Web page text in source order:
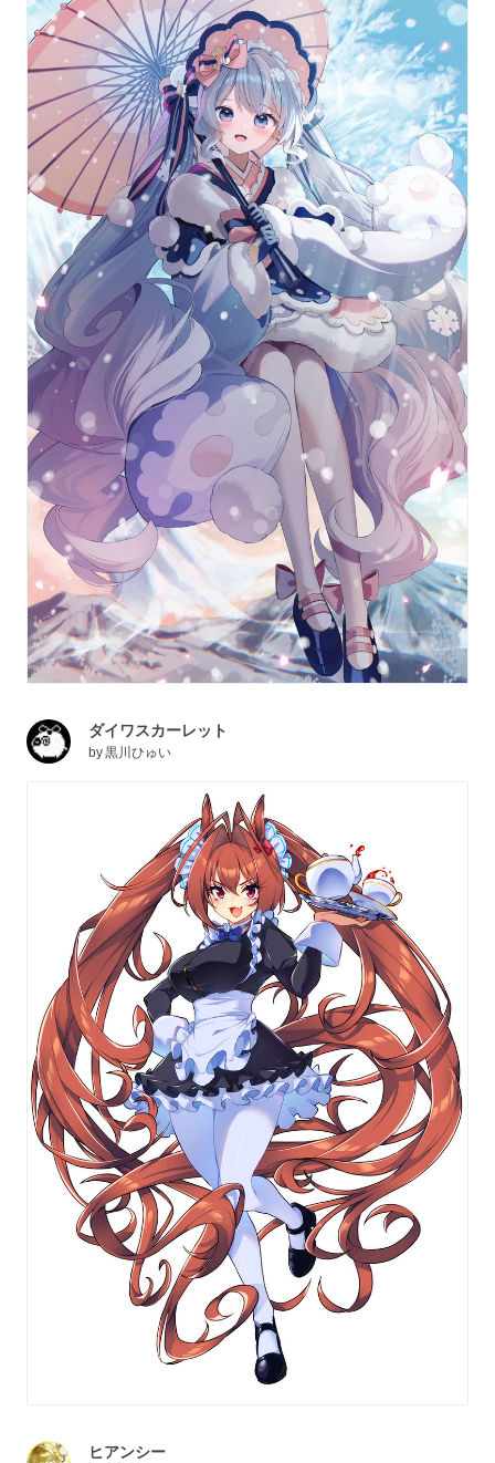
ダイワスカーレット
by黒川ひゅい
ヒアンシー